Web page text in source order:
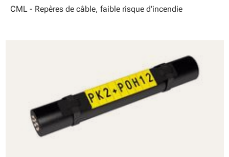
CML - Repères de câble, faible risque d’incendie